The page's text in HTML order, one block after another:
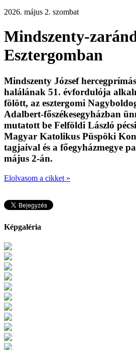
2026. május 2. szombat
Mindszenty-
Esztergomban
Mindszenty József
halálának 51. évfordulója
fölött, az esztergomi
Adalbert-főszékesegyházban
mutatott be Felföldi László
Magyar Katolikus Püspöki
tagjaival és a főegyházmegye
május 2-án.
Elolvasom a cikket »
Képgaléria